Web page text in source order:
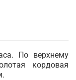
По верхнему
кордовая